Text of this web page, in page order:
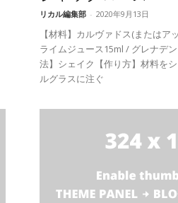
リカル編集部 - 2020年9月13日
【材料】カルヴァドス(またはア
ライムジュース15ml / グレナデ
法】シェイク【作り方】材料を
ルグラスに注ぐ